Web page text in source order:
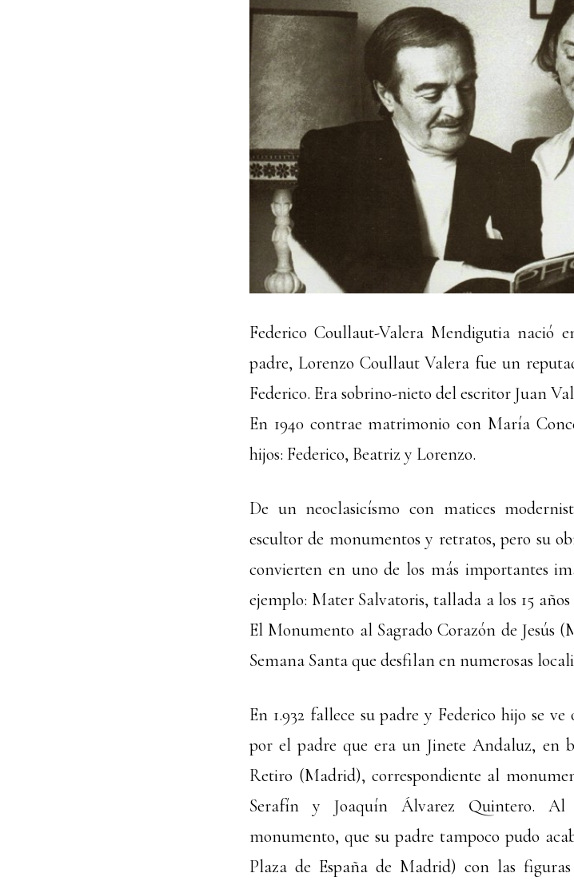
Federico Coullaut-Valera Mendigutia nació
padre, Lorenzo Coullaut Valera fue un
Federico. Era sobrino-nieto del escritor Juan
En 1940 contrae matrimonio con María
hijos: Federico, Beatriz y Lorenzo.
De un neoclasicísmo con matices
escultor de monumentos y retratos, pero su
convierten en uno de los más importantes
ejemplo: Mater Salvatoris, tallada a los 15
El Monumento al Sagrado Corazón de Jesús
Semana Santa que desfilan en numerosas
En 1.932 fallece su padre y Federico hijo se
por el padre que era un Jinete Andaluz, en
Retiro (Madrid), correspondiente al
Serafín y Joaquín Álvarez Quintero.
monumento, que su padre tampoco pudo
Plaza de España de Madrid) con las